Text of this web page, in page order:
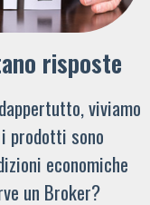
risposte
viviamo
prodotti sono
economiche
un Broker?